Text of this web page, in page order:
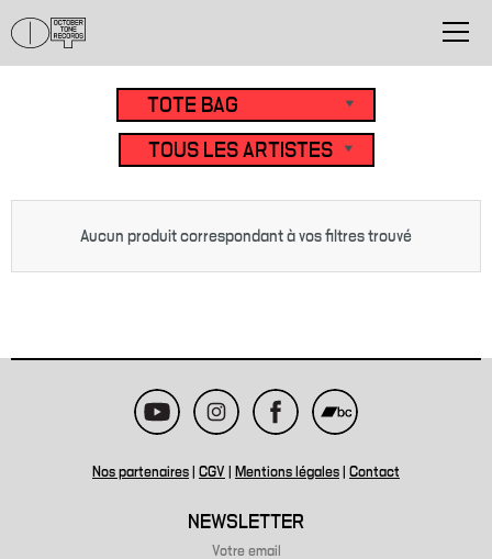
Aucun produit correspondant à vos filtres trouvé
Nos partenaires CGV Mentions légales Contact
NEWSLETTER